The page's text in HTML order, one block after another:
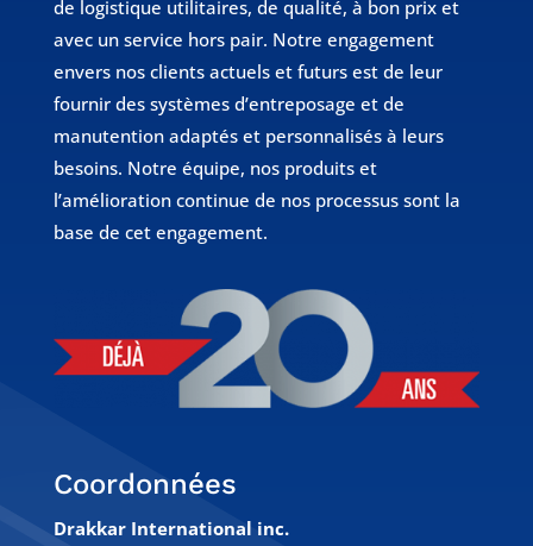
de logistique utilitaires, de qualité, à bon prix et
avec un service hors pair. Notre engagement
envers nos clients actuels et futurs est de leur
fournir des systèmes d’entreposage et de
manutention adaptés et personnalisés à leurs
besoins. Notre équipe, nos produits et
l’amélioration continue de nos processus sont la
base de cet engagement.
Coordonnées
Drakkar International inc.